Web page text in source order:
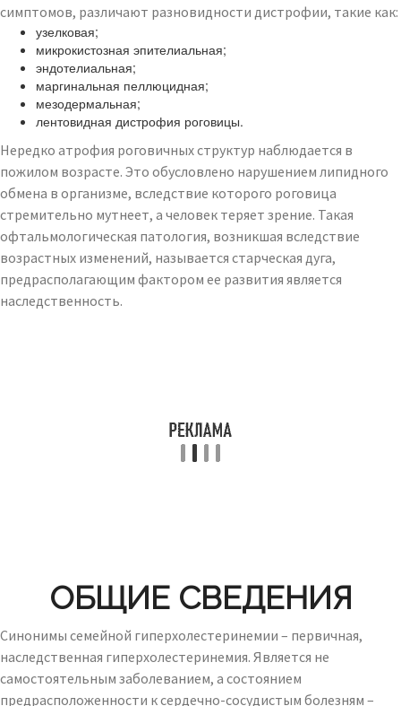
симптомов, различают разновидности дистрофии, такие как:
узелковая;
микрокистозная эпителиальная;
эндотелиальная;
маргинальная пеллюцидная;
мезодермальная;
лентовидная дистрофия роговицы.
Нередко атрофия роговичных структур наблюдается в
пожилом возрасте. Это обусловлено нарушением липидного
обмена в организме, вследствие которого роговица
стремительно мутнеет, а человек теряет зрение. Такая
офтальмологическая патология, возникшая вследствие
возрастных изменений, называется старческая дуга,
предрасполагающим фактором ее развития является
наследственность.
ОБЩИЕ СВЕДЕНИЯ
Синонимы семейной гиперхолестеринемии – первичная,
наследственная гиперхолестеринемия. Является не
самостоятельным заболеванием, а состоянием
предрасположенности к сердечно-сосудистым болезням –